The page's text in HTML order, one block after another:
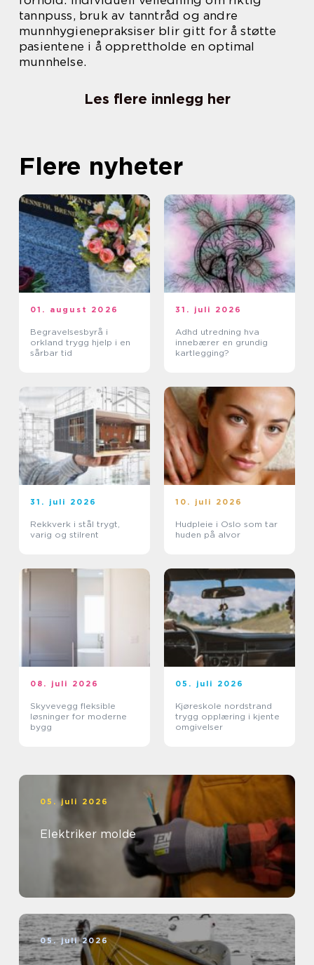
tannpuss, bruk av tanntråd og andre
munnhygienepraksiser blir gitt for å støtte
pasientene i å opprettholde en optimal
munnhelse.
Les flere innlegg her
Flere nyheter
01. august 2026
Begravelsesbyrå i
orkland trygg hjelp i en
sårbar tid
31. juli 2026
Adhd utredning hva
innebærer en grundig
kartlegging?
31. juli 2026
Rekkverk i stål trygt,
varig og stilrent
10. juli 2026
Hudpleie i Oslo som tar
huden på alvor
08. juli 2026
Skyvevegg fleksible
løsninger for moderne
bygg
05. juli 2026
Kjøreskole nordstrand
trygg opplæring i kjente
omgivelser
05. juli 2026
Elektriker molde
05. juli 2026